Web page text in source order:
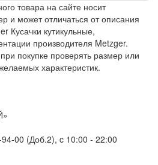
товара на сайте носит
и может отличаться от описания
Кусачки кутикульные,
производителя Metzger.
покупке проверять размер или
характеристик.
00 (Доб.2), c 10:00 - 22:00